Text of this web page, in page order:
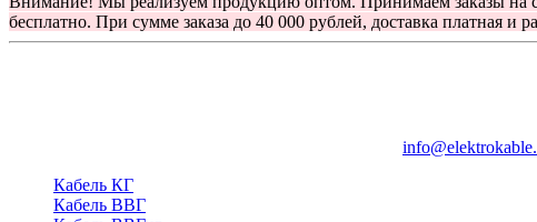
бесплатно. При сумме заказа до 40 000 рублей, доставка платная и
Кабель КГ
Кабель ВВГ